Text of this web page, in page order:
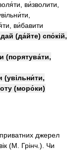
ви́зволити,
ви́бавити
(да́йте) спо́кій,
(порятува́ти,
(увільни́ти,
(моро́ки)
джерел
(М. Грінч.). Чи